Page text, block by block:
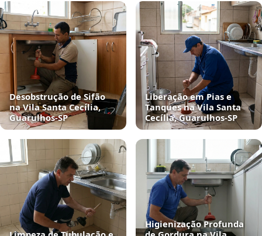
Desobstrução de Sifão
na Vila Santa Cecília,
Guarulhos‑SP
Liberação em Pias e
Tanques na Vila Santa
Cecília, Guarulhos‑SP
Higienização Profunda